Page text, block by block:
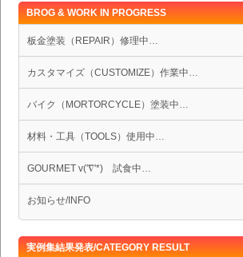
BROG & WORK IN PROGRESS
板金塗装（REPAIR）修理中…
カスタマイズ（CUSTOMIZE）作業中…
バイク（MORTORCYCLE）塗装中…
材料・工具（TOOLS）使用中…
GOURMET v('∇'*) 試食中…
お知らせ/INFO
実例集結果発表/CATEGORY RESULT